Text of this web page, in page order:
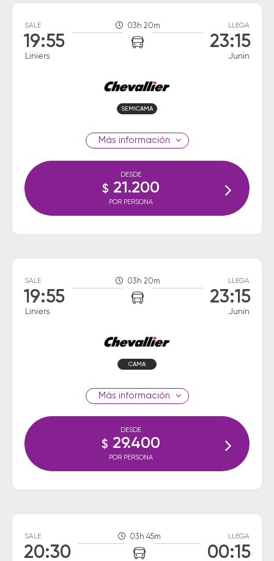
SALE
19:55
Liniers
03h 20m LLEGA
23:15
Junin
SEMICAMA
información
DESDE
$ 21.200
POR PERSONA
SALE
19:55
Liniers
03h 20m LLEGA
23:15
Junin
CAMA
información
DESDE
$ 29.400
POR PERSONA
SALE
20:30
03h 45m LLEGA
00:15